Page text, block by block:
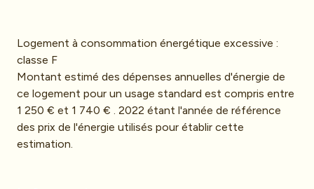
Logement à consommation énergétique excessive :
classe F
Montant estimé des dépenses annuelles d'énergie de
ce logement pour un usage standard est compris entre
1 250 € et 1 740 € . 2022 étant l'année de référence
des prix de l'énergie utilisés pour établir cette
estimation.